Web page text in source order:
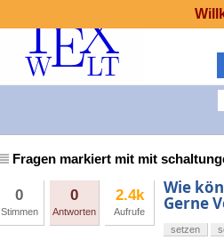
Fragen markiert mit mit
0
Stimmen
0
Antworten
2.4k
Aufrufe
Wie
Gerne
setzen